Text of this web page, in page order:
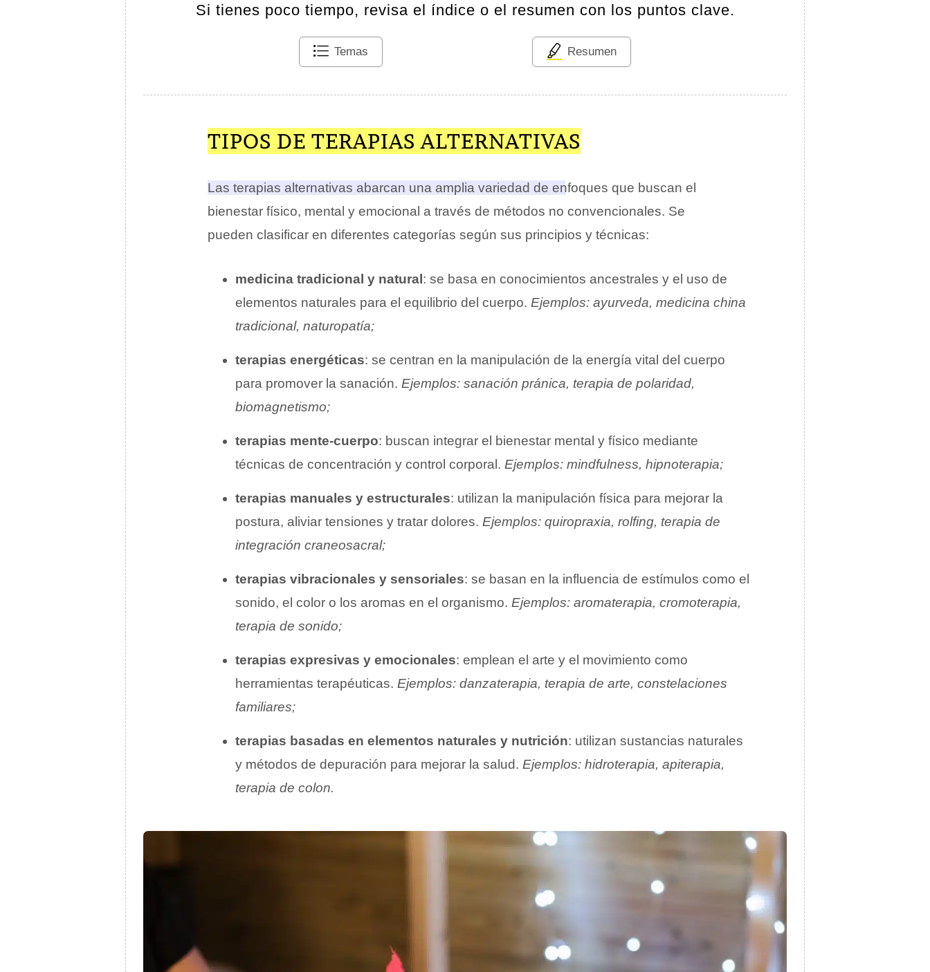
Si tienes poco tiempo, revisa el índice o el resumen con los puntos clave.
Temas Resumen
TIPOS DE TERAPIAS ALTERNATIVAS
Las terapias alternativas abarcan una amplia variedad de enfoques que buscan el
bienestar físico, mental y emocional a través de métodos no convencionales. Se
pueden clasificar en diferentes categorías según sus principios y técnicas:
medicina tradicional y natural: se basa en conocimientos ancestrales y el uso de
elementos naturales para el equilibrio del cuerpo. Ejemplos: ayurveda, medicina china
tradicional, naturopatía;
terapias energéticas: se centran en la manipulación de la energía vital del cuerpo
para promover la sanación. Ejemplos: sanación pránica, terapia de polaridad,
biomagnetismo;
terapias mente-cuerpo: buscan integrar el bienestar mental y físico mediante
técnicas de concentración y control corporal. Ejemplos: mindfulness, hipnoterapia;
terapias manuales y estructurales: utilizan la manipulación física para mejorar la
postura, aliviar tensiones y tratar dolores. Ejemplos: quiropraxia, rolfing, terapia de
integración craneosacral;
terapias vibracionales y sensoriales: se basan en la influencia de estímulos como el
sonido, el color o los aromas en el organismo. Ejemplos: aromaterapia, cromoterapia,
terapia de sonido;
terapias expresivas y emocionales: emplean el arte y el movimiento como
herramientas terapéuticas. Ejemplos: danzaterapia, terapia de arte, constelaciones
familiares;
terapias basadas en elementos naturales y nutrición: utilizan sustancias naturales
y métodos de depuración para mejorar la salud. Ejemplos: hidroterapia, apiterapia,
terapia de colon.